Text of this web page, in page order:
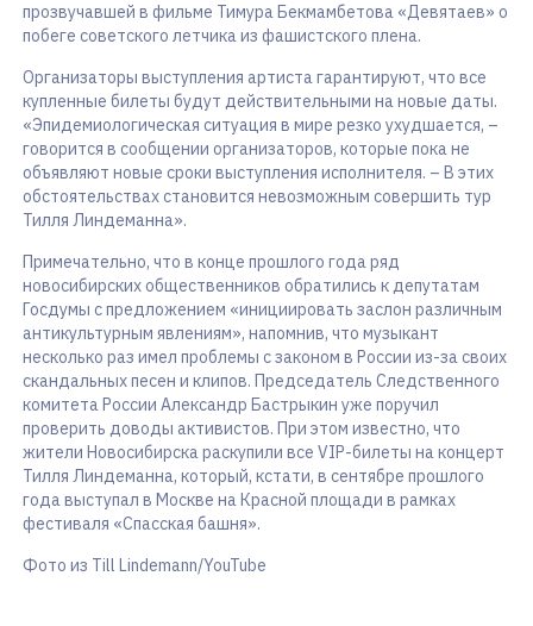
прозвучавшей в фильме Тимура Бекмамбетова «Девятаев» о
побеге советского летчика из фашистского плена.
Организаторы выступления артиста гарантируют, что все
купленные билеты будут действительными на новые даты.
«Эпидемиологическая ситуация в мире резко ухудшается, –
говорится в сообщении организаторов, которые пока не
объявляют новые сроки выступления исполнителя. – В этих
обстоятельствах становится невозможным совершить тур
Тилля Линдеманна».
Примечательно, что в конце прошлого года ряд
новосибирских общественников обратились к депутатам
Госдумы с предложением «инициировать заслон различным
антикультурным явлениям», напомнив, что музыкант
несколько раз имел проблемы с законом в России из-за своих
скандальных песен и клипов. Председатель Следственного
комитета России Александр Бастрыкин уже поручил
проверить доводы активистов. При этом известно, что
жители Новосибирска раскупили все VIP-билеты на концерт
Тилля Линдеманна, который, кстати, в сентябре прошлого
года выступал в Москве на Красной площади в рамках
фестиваля «Спасская башня».
Фото из Till Lindemann/YouTube